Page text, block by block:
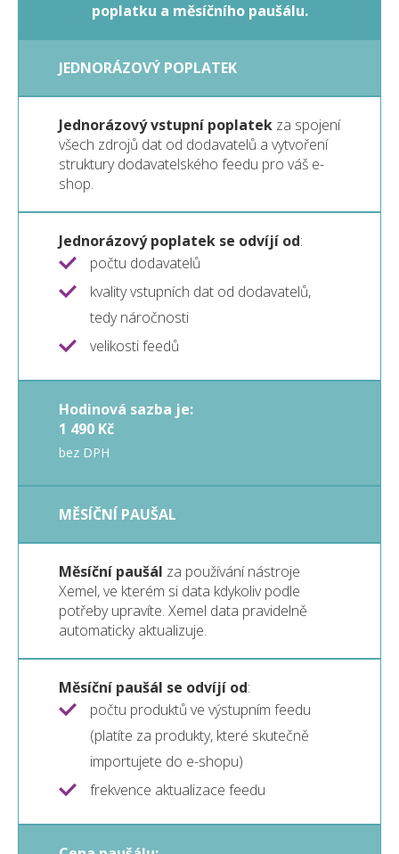
poplatku a měsíčního paušálu.
JEDNORÁZOVÝ POPLATEK
Jednorázový vstupní poplatek za spojení
všech zdrojů dat od dodavatelů a vytvoření
struktury dodavatelského feedu pro váš e-
shop.
Jednorázový poplatek se odvíjí od:
počtu dodavatelů
kvality vstupních dat od dodavatelů,
tedy náročnosti
velikosti feedů
Hodinová sazba je:
1 490 Kč
bez DPH
MĚSÍČNÍ PAUŠAL
Měsíční paušál za používání nástroje
Xemel, ve kterém si data kdykoliv podle
potřeby upravíte. Xemel data pravidelně
automaticky aktualizuje.
Měsíční paušál se odvíjí od:
počtu produktů ve výstupním feedu
(platíte za produkty, které skutečně
importujete do e-shopu)
frekvence aktualizace feedu